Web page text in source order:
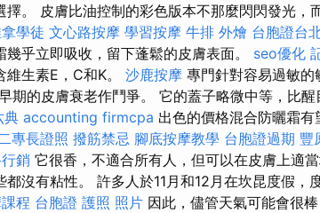
擇。 皮膚比油控制的彩色版本不那麼閃閃發光，
學徒 文心路按摩 學習按摩 牛排 外燴 台胞證台
乎立即吸收，留下蓬鬆的皮膚表面。 seo優化
生素E，C和K。 沙鹿按摩 專門針對容易過敏
期的皮膚衰老作鬥爭。 它的蓋子略微中等，比醒
典 accounting firmcpa 出色的價格混合防曬霜
專長證照 撥筋禁忌 腳底按摩教學 台胞證過期 豐
銷 它很香，不適合所有人，但可以在皮膚上適
沒有粘性。 許多人於11月和12月在坎昆度假，
程 台胞證 護照 照片 因此，儘管天氣可能會很